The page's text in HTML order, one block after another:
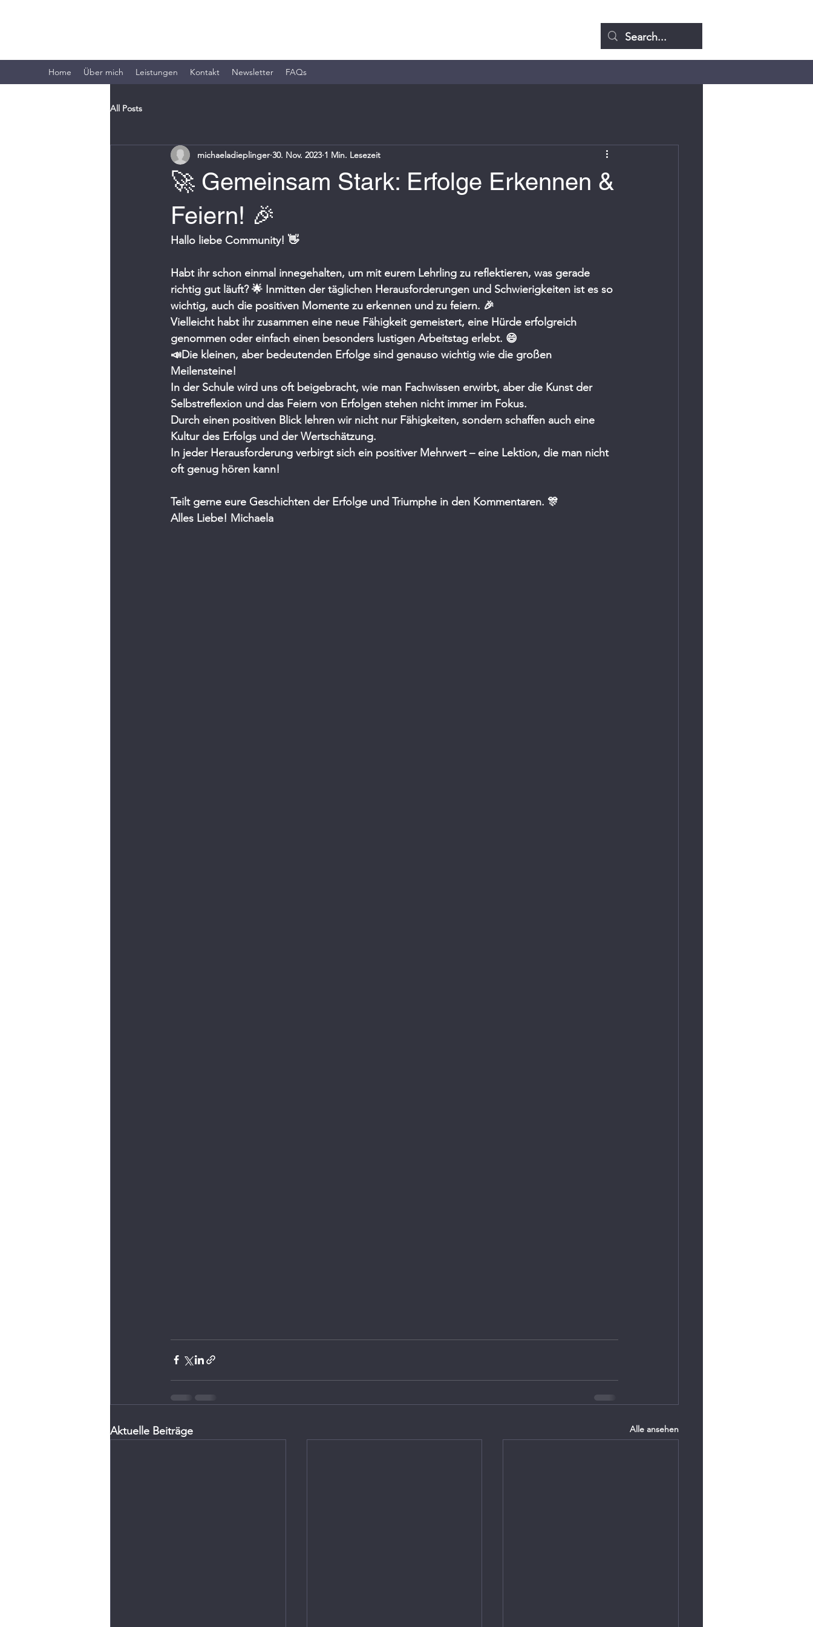
Home Über mich Leistungen Kontakt Newsletter FAQs
All Posts
🚀 Gemeinsam Stark: Erfolge Erkennen &
Feiern! 🎉
michaeladieplinger 30. Nov. 2023 1 Min. Lesezeit
Hallo liebe Community! 👋
Habt ihr schon einmal innegehalten, um mit eurem Lehrling zu reflektieren, was gerade
richtig gut läuft? 🌟 Inmitten der täglichen Herausforderungen und Schwierigkeiten ist es so
wichtig, auch die positiven Momente zu erkennen und zu feiern. 🎉
Vielleicht habt ihr zusammen eine neue Fähigkeit gemeistert, eine Hürde erfolgreich
genommen oder einfach einen besonders lustigen Arbeitstag erlebt. 😄
📣Die kleinen, aber bedeutenden Erfolge sind genauso wichtig wie die großen
Meilensteine!
In der Schule wird uns oft beigebracht, wie man Fachwissen erwirbt, aber die Kunst der
Selbstreflexion und das Feiern von Erfolgen stehen nicht immer im Fokus.
Durch einen positiven Blick lehren wir nicht nur Fähigkeiten, sondern schaffen auch eine
Kultur des Erfolgs und der Wertschätzung.
In jeder Herausforderung verbirgt sich ein positiver Mehrwert – eine Lektion, die man nicht
oft genug hören kann!
Teilt gerne eure Geschichten der Erfolge und Triumphe in den Kommentaren. 🎊
Alles Liebe! Michaela
Aktuelle Beiträge Alle ansehen